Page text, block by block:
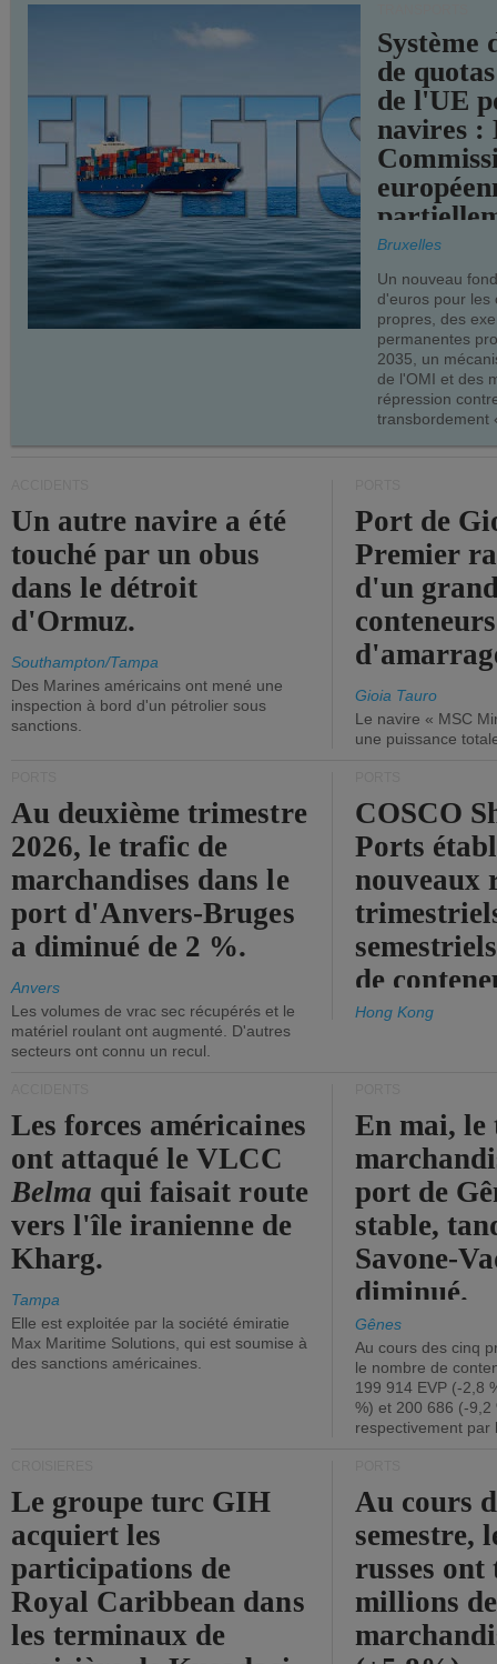
Système
de
de l'UE
navires :
Bruxelles
Un nouveau
d'euros pour les
propres, des
permanentes
2035, un
de l'OMI et des
répression
transbordement
Un autre navire a été
touché par un obus
dans le détroit
d'Ormuz.
Southampton/Tampa
Des Marines américains ont mené une
inspection à bord d'un pétrolier sous
sanctions.
Port de
Premier
d'un
Gioia Tauro
Le navire « MSC
une puissance
Au deuxième trimestre
2026, le trafic de
marchandises dans le
port d'Anvers-Bruges
a diminué de 2 %.
Anvers
Les volumes de vrac sec récupérés et le
matériel roulant ont augmenté. D'autres
secteurs ont connu un recul.
COSCO
Ports
nouveaux
de
Hong Kong
Les forces américaines
ont attaqué le VLCC
Belma qui faisait route
vers l'île iranienne de
Kharg.
Tampa
Elle est exploitée par la société émiratie
Max Maritime Solutions, qui est soumise à
des sanctions américaines.
En mai, le
port de
stable,
Savone-
diminué.
Gênes
Au cours des cinq
le nombre de
199 914 EVP (-2,8
%) et 200 686 (-9,2
respectivement par
Le groupe turc GIH
acquiert les
participations de
Royal Caribbean dans
les terminaux de
Au cours
semestre,
russes
millions